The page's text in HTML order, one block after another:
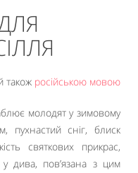
також російською мовою
молодят у зимовому
пухнастий сніг, блиск
святкових прикрас,
у дива, пов’язана з цим